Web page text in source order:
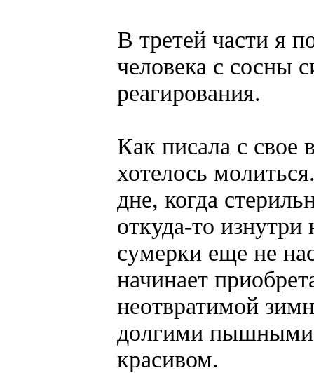
В третей части я
человека с сосны
реагирования.
Как писала с свое
хотелось
дне, когда
откуда-то изнутри
сумерки еще не
начинает
неотвратимой
долгими пышными
красивом.